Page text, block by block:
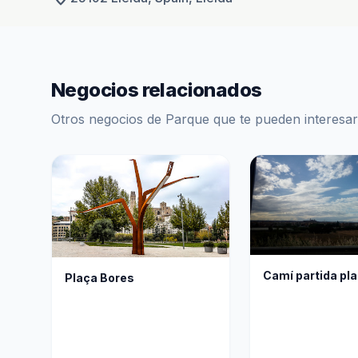
Negocios relacionados
Otros negocios de Parque que te pueden interesar
Plaça Bores Camí partida